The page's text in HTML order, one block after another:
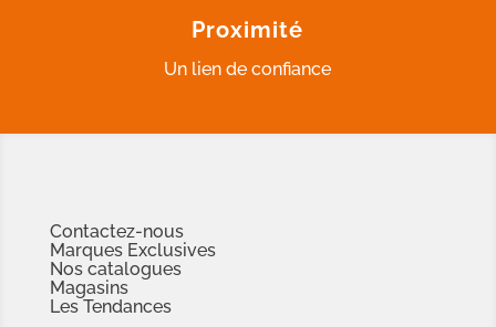
Proximité
Un lien de confiance
Contactez-nous
Marques Exclusives
Nos catalogues
Magasins
Les Tendances